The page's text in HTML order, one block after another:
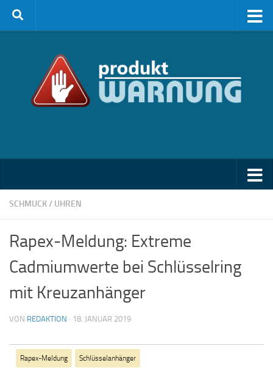
Zum Inhalt springen
SCHMUCK / UHREN
Rapex-Meldung: Extreme
Cadmiumwerte bei Schlüsselring
mit Kreuzanhänger
VON REDAKTION · 18. JANUAR 2019
Rapex-Meldung Schlüsselanhänger